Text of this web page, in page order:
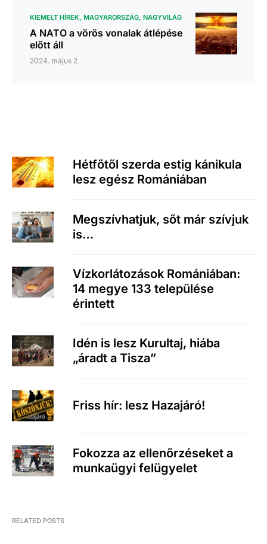
KIEMELT HÍREK MAGYARORSZÁG NAGYVILÁG
A NATO a vörös vonalak átlépése
előtt áll
2024. május 2.
Hétfőtől szerda estig kánikula
lesz egész Romániában
Megszívhatjuk, sőt már szívjuk
is…
Vízkorlátozások Romániában:
14 megye 133 települése
érintett
Idén is lesz Kurultaj, hiába
„áradt a Tisza”
Friss hír: lesz Hazajáró!
Fokozza az ellenőrzéseket a
munkaügyi felügyelet
RELATED POSTS